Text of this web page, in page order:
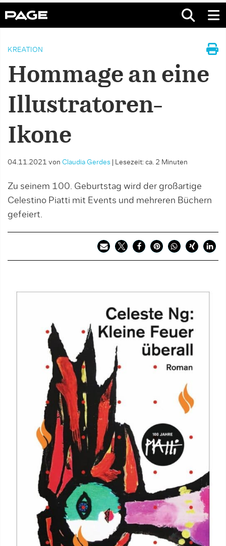
KREATION
Hommage an eine
Illustratoren-
Ikone
04.11.2021 von Claudia Gerdes Lesezeit: ca. 2 Minuten
Zu seinem 100. Geburtstag wird der großartige
Celestino Piatti mit Events und mehreren Büchern
gefeiert.